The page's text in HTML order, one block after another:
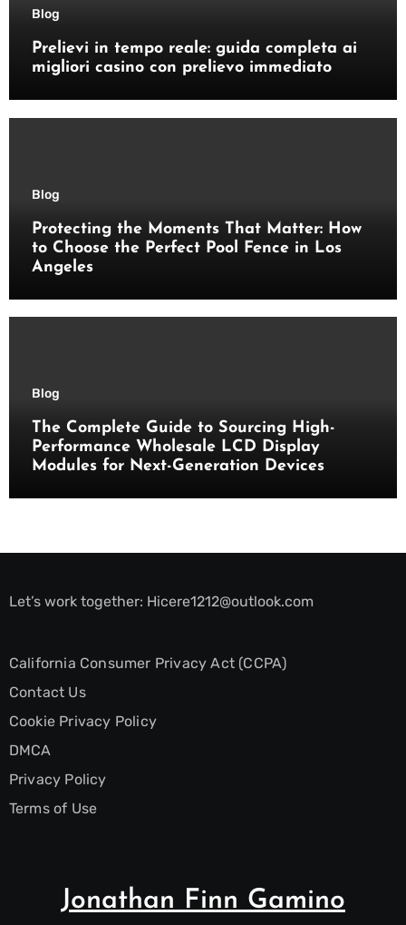
Blog
Prelievi in tempo reale: guida completa ai
migliori casino con prelievo immediato
Blog
Protecting the Moments That Matter: How
to Choose the Perfect Pool Fence in Los
Angeles
Blog
The Complete Guide to Sourcing High-
Performance Wholesale LCD Display
Modules for Next-Generation Devices
Let’s work together: Hicere1212@outlook.com
California Consumer Privacy Act (CCPA)
Contact Us
Cookie Privacy Policy
DMCA
Privacy Policy
Terms of Use
Jonathan Finn Gamino